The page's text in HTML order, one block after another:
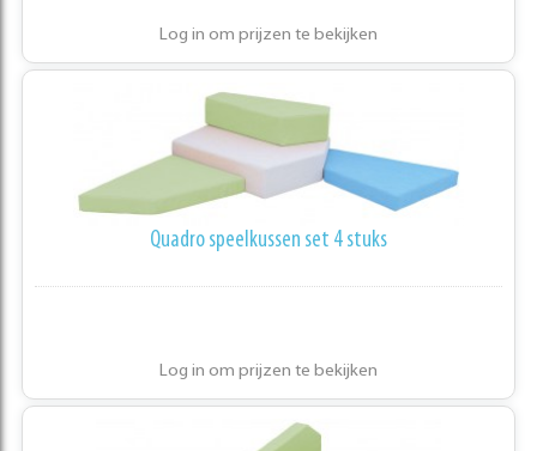
Log in om prijzen te bekijken
Quadro speelkussen set 4 stuks
Log in om prijzen te bekijken